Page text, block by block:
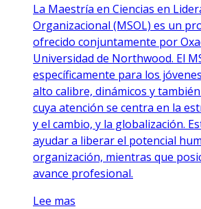
La Maestría en Ciencias en
Organizacional (MSOL) es un
ofrecido conjuntamente por
Universidad de Northwood. El
específicamente para los
alto calibre, dinámicos y
cuya atención se centra en la
y el cambio, y la globalización.
ayudar a liberar el potencial
organización, mientras que
avance profesional.
Lee mas